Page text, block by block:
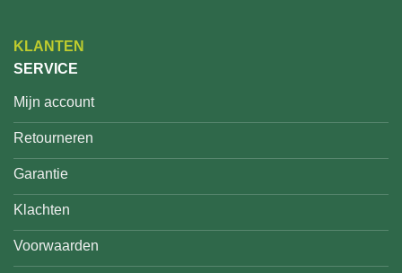
KLANTEN
SERVICE
Mijn account
Retourneren
Garantie
Klachten
Voorwaarden